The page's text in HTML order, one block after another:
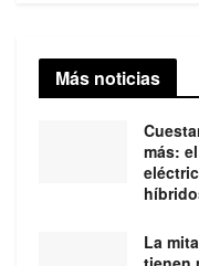
Más noticias
más:
La